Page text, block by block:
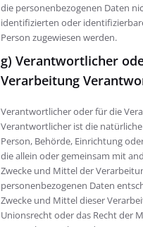
die personenbezogenen Daten
identifizierten oder
Person zugewiesen werden.
g) Verantwortlicher
Verarbeitung
Verantwortlicher oder für die
Verantwortlicher ist die
Person, Behörde, Einrichtung
die allein oder gemeinsam mit
Zwecke und Mittel der
personenbezogenen Daten
Zwecke und Mittel dieser
Unionsrecht oder das Recht der